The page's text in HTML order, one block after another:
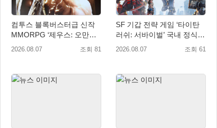
컴투스 블록버스터급 신작
MMORPG ‘제우스: 오만의
신’, 8월 26일 출시!
2026.08.07 조회 81
SF 기갑 전략 게임 ‘타이탄
러쉬: 서바이벌’ 국내 정식
출시
2026.08.07 조회 61